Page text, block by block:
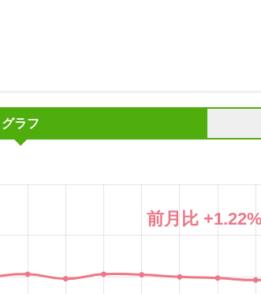
グラフ
前月比 +1.22%